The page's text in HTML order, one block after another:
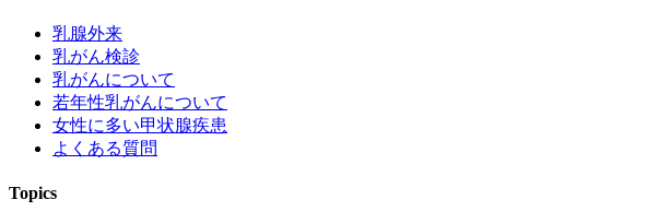
乳腺外来
乳がん検診
乳がんについて
若年性乳がんについて
女性に多い甲状腺疾患
よくある質問
Topics